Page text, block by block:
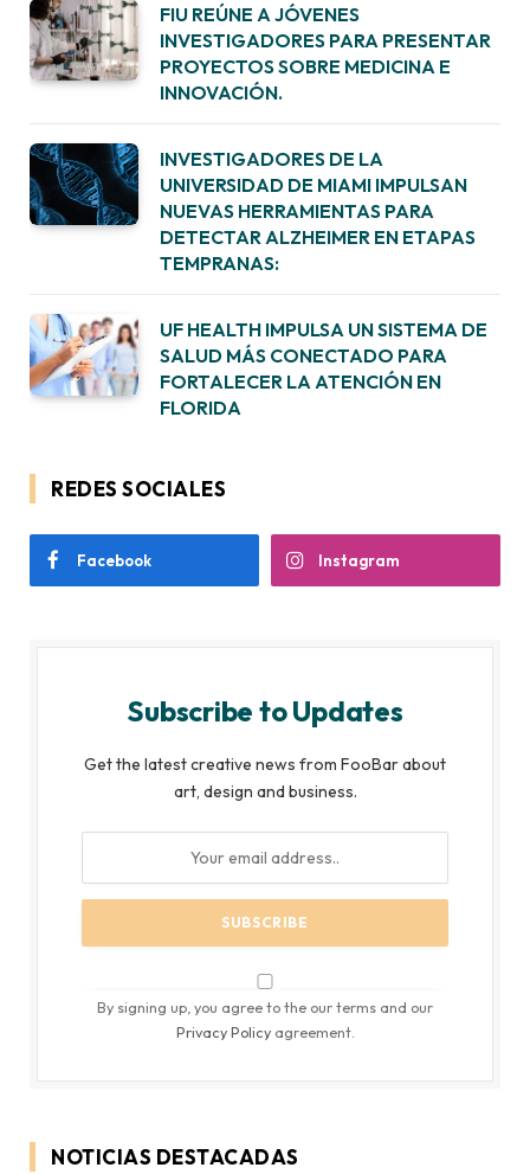
FIU REÚNE A JÓVENES
INVESTIGADORES PARA PRESENTAR
PROYECTOS SOBRE MEDICINA E
INNOVACIÓN.
INVESTIGADORES DE LA
UNIVERSIDAD DE MIAMI IMPULSAN
NUEVAS HERRAMIENTAS PARA
DETECTAR ALZHEIMER EN ETAPAS
TEMPRANAS:
UF HEALTH IMPULSA UN SISTEMA DE
SALUD MÁS CONECTADO PARA
FORTALECER LA ATENCIÓN EN
FLORIDA
REDES SOCIALES
Facebook Instagram
Subscribe to Updates
Get the latest creative news from FooBar about
art, design and business.
By signing up, you agree to the our terms and our
Privacy Policyagreement.
NOTICIAS DESTACADAS